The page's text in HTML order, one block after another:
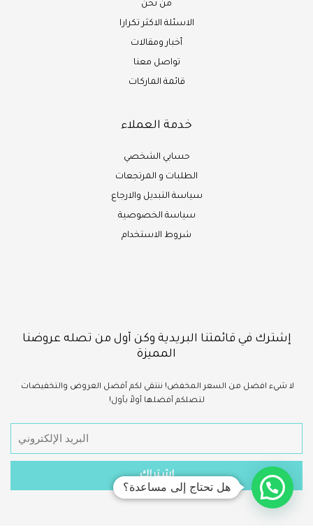
من نحن
الاسئلة الاكثر تكرارا
أخبار ومقالات
تواصل معنا
قائمة الماركات
خدمة العملاء
حسابي الشخصي
الطلبات و المرتجعات
سياسة التبديل والارجاع
سياسة الخصوصية
شروط الاستخدام
إشترك في قائمتنا البريدية وكن أول من تصله عروضنا
المميزة
لا شيء افضل من السعر المخفض! ننتقي لكم أفضل العروض والتخفيضات
لتصلكم أفضلها أولاً بأول!
1
هل تحتاج إلى مساعدة؟